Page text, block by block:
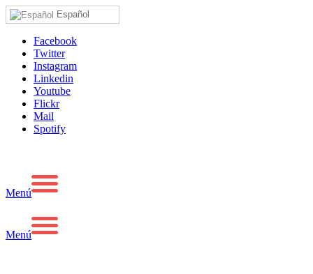
Español
Facebook
Twitter
Instagram
Linkedin
Youtube
Flickr
Mail
Spotify
Menú
Menú